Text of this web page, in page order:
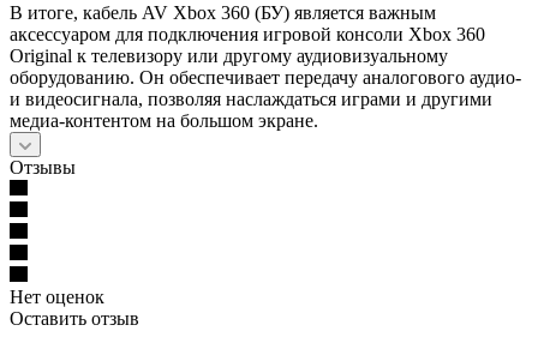
В итоге, кабель AV Xbox 360 (БУ) является важным
аксессуаром для подключения игровой консоли Xbox 360
Original к телевизору или другому аудиовизуальному
оборудованию. Он обеспечивает передачу аналогового аудио-
и видеосигнала, позволяя наслаждаться играми и другими
медиа-контентом на большом экране.
Отзывы
Нет оценок
Оставить отзыв